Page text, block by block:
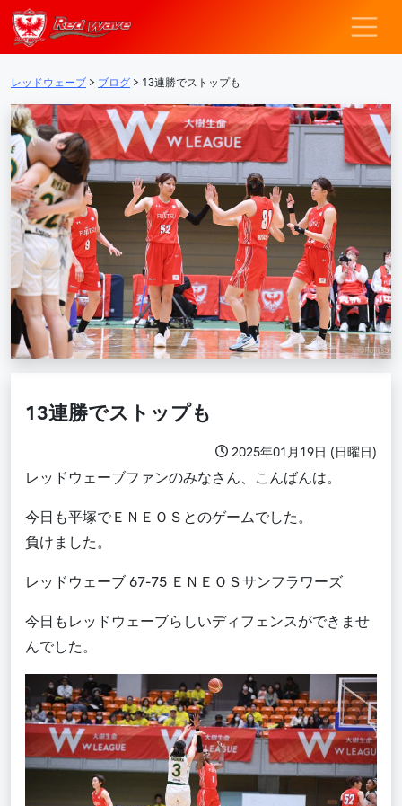
メインナビゲーション
レッドウェー
レッドウェーブ > ブログ > 13連勝でストップも
13連勝でストップも
2025年01月19日 (日曜日)
レッドウェーブファンのみなさん、こんばんは。
今日も平塚でＥＮＥＯＳとのゲームでした。
負けました。
レッドウェーブ 67-75 ＥＮＥＯＳサンフラワーズ
今日もレッドウェーブらしいディフェンスができませ
んでした。